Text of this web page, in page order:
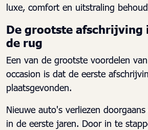
luxe, comfort en uitstraling
De grootste afschrijving
de rug
Een van de grootste voordelen
occasion is dat de eerste
plaatsgevonden.
Nieuwe auto's verliezen
in de eerste jaren. Door in te